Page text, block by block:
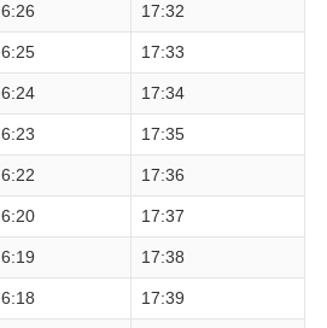
6:26 17:32
6:25 17:33
6:24 17:34
6:23 17:35
6:22 17:36
6:20 17:37
6:19 17:38
6:18 17:39